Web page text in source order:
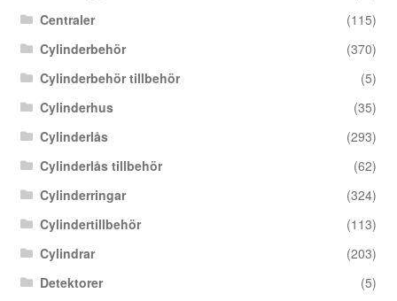
Centraler
(115)
Cylinderbehör
(370)
Cylinderbehör tillbehör
(5)
Cylinderhus
(35)
Cylinderlås
(293)
Cylinderlås tillbehör
(62)
Cylinderringar
(324)
Cylindertillbehör
(113)
Cylindrar
(203)
Detektorer
(5)